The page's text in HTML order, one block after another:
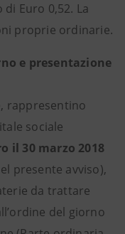
Euro 0,52. La
proprie ordinarie.
e presentazione
rappresentino
sociale
il 30 marzo 2018
presente avviso),
da trattare
del giorno